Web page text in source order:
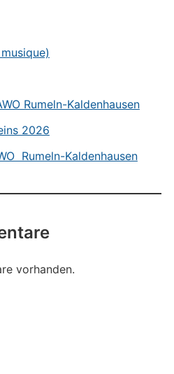
Rumeln-Kaldenhausen
2026
Rumeln-Kaldenhausen
vorhanden.